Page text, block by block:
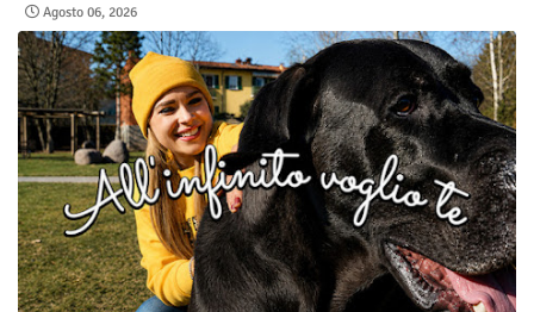
Agosto 06, 2026